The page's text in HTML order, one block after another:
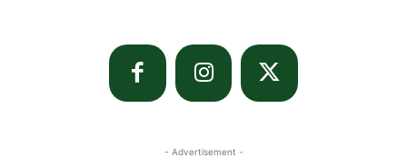
- Advertisement -